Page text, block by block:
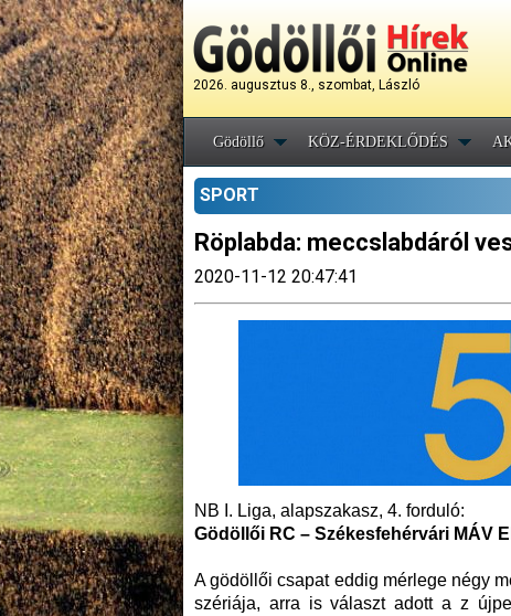
2026. augusztus 8., szombat, László
Gödöllő KÖZ-ÉRDEKLŐDÉS
SPORT
Röplabda: meccslabdáról
2020-11-12 20:47:41
NB I. Liga, alapszakasz, 4. forduló:
Gödöllői RC – Székesfehérvári MÁV
A gödöllői csapat eddig mérlege négy
szériája, arra is választ adott a z